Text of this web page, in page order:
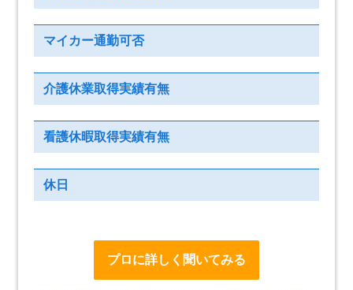
マイカー通勤可否
介護休業取得実績有無
看護休暇取得実績有無
休日
プロに詳しく聞いてみる